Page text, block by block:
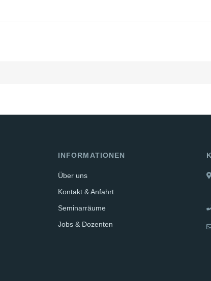
INFORMATIONEN
Über uns
Kontakt & Anfahrt
Seminarräume
Jobs & Dozenten